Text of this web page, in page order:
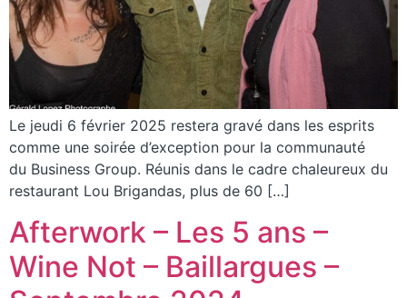
Le jeudi 6 février 2025 restera gravé dans les esprits
comme une soirée d’exception pour la communauté
du Business Group. Réunis dans le cadre chaleureux du
restaurant Lou Brigandas, plus de 60 […]
Afterwork – Les 5 ans –
Wine Not – Baillargues –